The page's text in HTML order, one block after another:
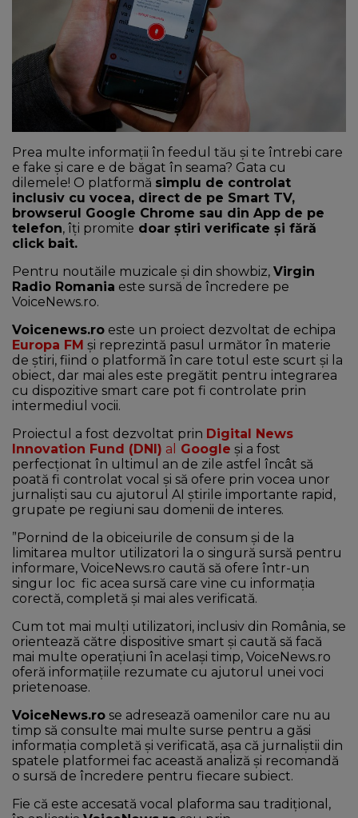
CONTUL MEU
Prea multe informații în feedul tău și te întrebi care
e fake și care e de băgat în seama? Gata cu
dilemele! O platformă simplu de controlat
inclusiv cu vocea, direct de pe Smart TV,
browserul Google Chrome sau din App de pe
telefon, îți promite doar știri verificate și fără
click bait.
Pentru noutăile muzicale și din showbiz, Virgin
Radio Romania este sursă de încredere pe
VoiceNews.ro.
Voicenews.ro este un proiect dezvoltat de echipa
Europa FM și reprezintă pasul următor în materie
de știri, fiind o platformă în care totul este scurt și la
obiect, dar mai ales este pregătit pentru integrarea
cu dispozitive smart care pot fi controlate prin
intermediul vocii.
Proiectul a fost dezvoltat prin Digital News
Innovation Fund (DNI) al Google și a fost
perfecționat în ultimul an de zile astfel încât să
poată fi controlat vocal și să ofere prin vocea unor
jurnaliști sau cu ajutorul AI știrile importante rapid,
grupate pe regiuni sau domenii de interes.
”Pornind de la obiceiurile de consum și de la
limitarea multor utilizatori la o singură sursă pentru
informare, VoiceNews.ro caută să ofere într-un
singur loc fic acea sursă care vine cu informația
corectă, completă și mai ales verificată.
Cum tot mai mulți utilizatori, inclusiv din România, se
orientează către dispositive smart și caută să facă
mai multe operațiuni în același timp, VoiceNews.ro
oferă informațiile rezumate cu ajutorul unei voci
prietenoase.
VoiceNews.ro se adresează oamenilor care nu au
timp să consulte mai multe surse pentru a găsi
informația completă și verificată, așa că jurnaliștii din
spatele platformei fac această analiză și recomandă
o sursă de încredere pentru fiecare subiect.
Fie că este accesată vocal plaforma sau tradițional,